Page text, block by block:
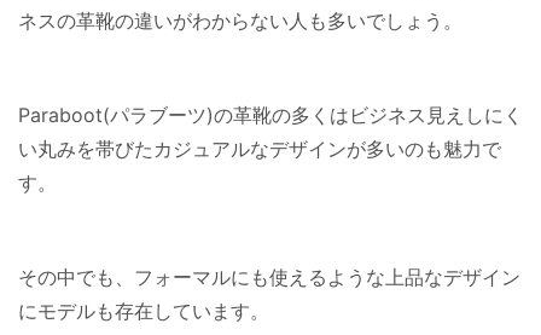
ネスの革靴の違いがわからない人も多いでしょう。
Paraboot(パラブーツ)の革靴の多くはビジネス見えしにく
い丸みを帯びたカジュアルなデザインが多いのも魅力で
す。
その中でも、フォーマルにも使えるような上品なデザイン
にモデルも存在しています。